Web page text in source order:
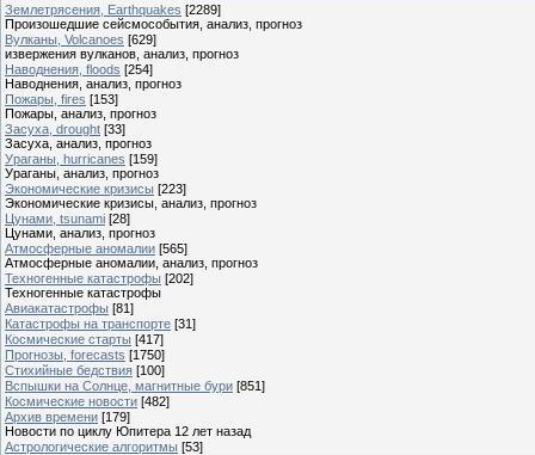
Землетрясения, Earthquakes [2289]
Произошедшие сейсмособытия, анализ, прогноз
Вулканы, Volcanoes [629]
извержения вулканов, анализ, прогноз
Наводнения, floods [254]
Наводнения, анализ, прогноз
Пожары, fires [153]
Пожары, анализ, прогноз
Засуха, drought [33]
Засуха, анализ, прогноз
Ураганы, hurricanes [159]
Ураганы, анализ, прогноз
Экономические кризисы [223]
Экономические кризисы, анализ, прогноз
Цунами, tsunami [28]
Цунами, анализ, прогноз
Атмосферные аномалии [565]
Атмосферные аномалии, анализ, прогноз
Техногенные катастрофы [202]
Техногенные катастрофы
Авиакатастрофы [81]
Катастрофы на транспорте [31]
Космические старты [417]
Прогнозы, forecasts [1750]
Стихийные бедствия [100]
Вспышки на Солнце, магнитные бури [851]
Космические новости [482]
Архив времени [179]
Новости по циклу Юпитера 12 лет назад
Астрологические алгоритмы [53]